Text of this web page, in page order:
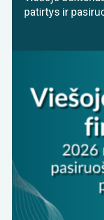
patirtys ir